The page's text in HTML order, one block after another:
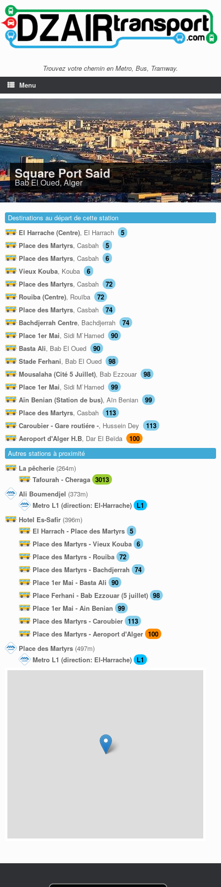
Trouvez votre chemin en Metro, Bus, Tramway.
Menu
Square Port Said
Bab El Oued, Alger
Destinations au départ de cette station
El Harrache (Centre), El Harrach
5
Place des Martyrs, Casbah
5
Place des Martyrs, Casbah
6
Vieux Kouba, Kouba
6
Place des Martyrs, Casbah
72
Rouiba (Centre), Rouïba
72
Place des Martyrs, Casbah
74
Bachdjerrah Centre, Bachdjerrah
74
Place 1er Mai, Sidi M`Hamed
90
Basta Ali, Bab El Oued
90
Stade Ferhani, Bab El Oued
98
Mousalaha (Cité 5 Juillet), Bab Ezzouar
98
Place 1er Mai, Sidi M`Hamed
99
Aïn Benian (Station de bus), Aïn Benian
99
Place des Martyrs, Casbah
113
Caroubier - Gare routiére -, Hussein Dey
113
Aeroport d'Alger H.B, Dar El Beïda
100
Autres stations à proximité
La pêcherie (264m)
Tafourah - Cheraga 3013
Ali Boumendjel (373m)
Metro L1 (direction: El-Harrache) L1
Hotel Es-Safir (396m)
El Harrach - Place des Martyrs 5
Place des Martyrs - Vieux Kouba 6
Place des Martyrs - Rouiba 72
Place des Martyrs - Bachdjerrah 74
Place 1er Mai - Basta Ali 90
Place Ferhani - Bab Ezzouar (5 juillet) 98
Place 1er Mai - Ain Benian 99
Place des Martyrs - Caroubier 113
Place des Martyrs - Aeroport d'Alger 100
Place des Martyrs (497m)
Metro L1 (direction: El-Harrache) L1